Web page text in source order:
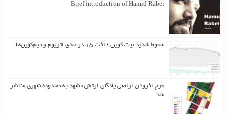
Brief introduction of Hamid Rabei
سقوط شدید بیت کوین ؛ افت ۱۵ درصدی اتریوم و میم‌کوین‌ها
طرح افزودن اراضی پادگان ارتش مشهد به محدوده شهری منتشر
شد